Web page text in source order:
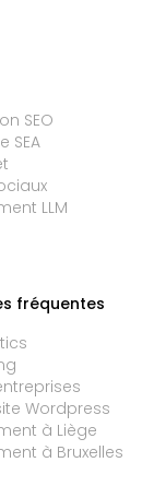
SEO
SEA
LLM
fréquentes
Wordpress
à Liège
à Bruxelles